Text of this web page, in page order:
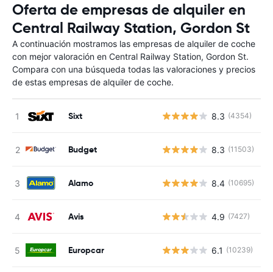
Oferta de empresas de alquiler en
Central Railway Station, Gordon St
A continuación mostramos las empresas de alquiler de coche
con mejor valoración en Central Railway Station, Gordon St.
Compara con una búsqueda todas las valoraciones y precios
de estas empresas de alquiler de coche.
Sixt 8.3 (4354)
Budget 8.3 (11503)
Alamo 8.4 (10695)
Avis 4.9 (7427)
Europcar 6.1 (10239)